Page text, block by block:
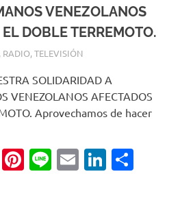
VENEZOLANOS
DOBLE TERREMOTO.
RADIO,TELEVISIÓN
SOLIDARIDAD A
VENEZOLANOS AFECTADOS
Aprovechamos de hacer
Twitter
Pinterest
LineEmail